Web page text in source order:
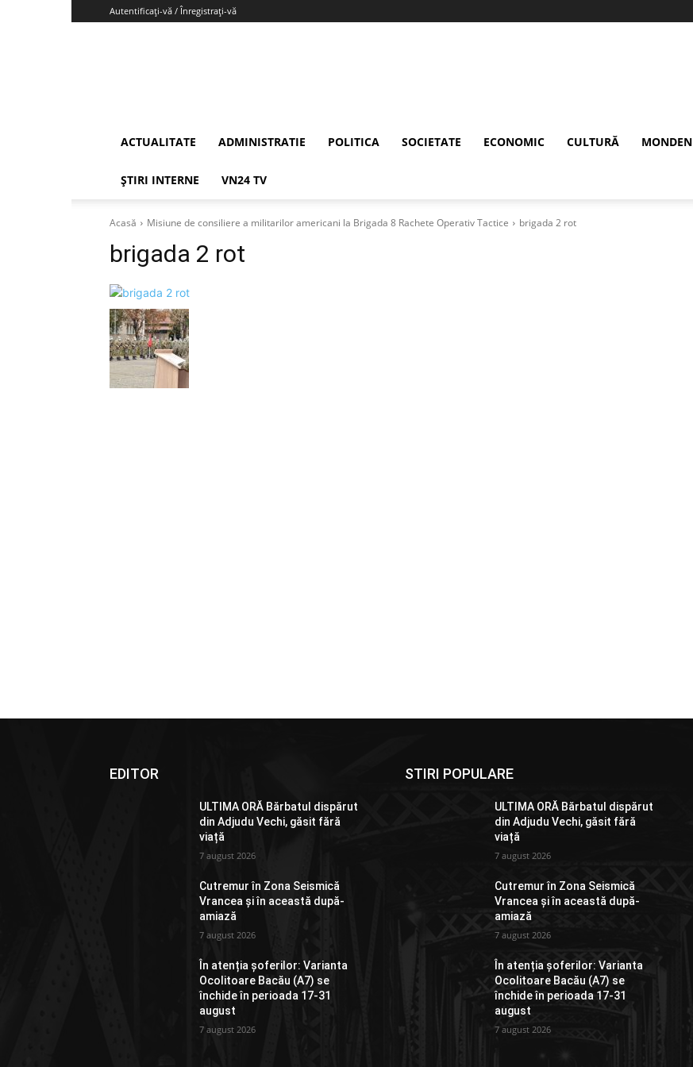
Autentificați-vă / Înregistrați-vă
ACTUALITATE ADMINISTRATIE POLITICA SOCIETATE ECONOMIC CULTURĂ MONDEN
ȘTIRI INTERNE VN24 TV
Acasă Misiune de consiliere a militarilor americani la Brigada 8 Rachete Operativ Tactice brigada 2 rot
brigada 2 rot
EDITOR
ULTIMA ORĂ Bărbatul dispărut
din Adjudu Vechi, găsit fără
viață
7 august 2026
Cutremur în Zona Seismică
Vrancea și în această după-
amiază
7 august 2026
În atenția șoferilor: Varianta
Ocolitoare Bacău (A7) se
închide în perioada 17-31
august
7 august 2026
STIRI POPULARE
ULTIMA ORĂ Bărbatul dispărut
din Adjudu Vechi, găsit fără
viață
7 august 2026
Cutremur în Zona Seismică
Vrancea și în această după-
amiază
7 august 2026
În atenția șoferilor: Varianta
Ocolitoare Bacău (A7) se
închide în perioada 17-31
august
7 august 2026